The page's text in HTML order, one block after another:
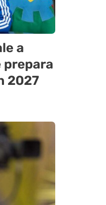
a
prepara
2027